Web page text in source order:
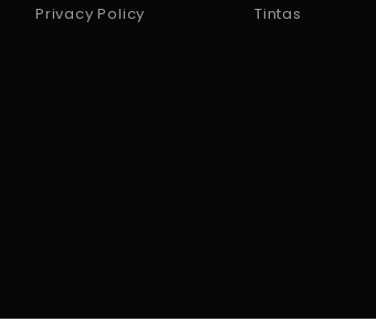
Privacy Policy
Tintas